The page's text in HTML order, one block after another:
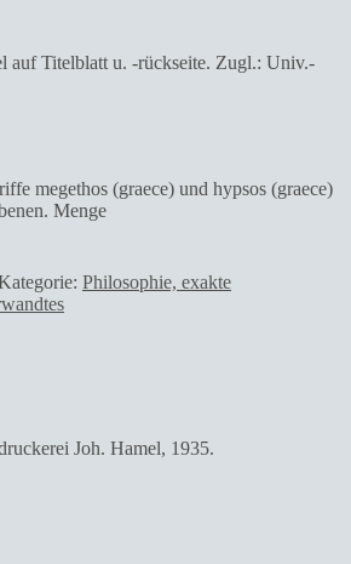
auf Titelblatt u. -rückseite. Zugl.: Univ.-
megethos (graece) und hypsos (graece)
Menge
Philosophie, exakte
Joh. Hamel, 1935.